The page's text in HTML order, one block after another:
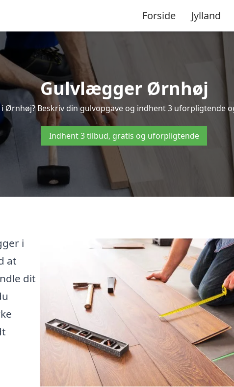
Forside Jylland
Gulvlægger Ørnhøj
Ørnhøj? Beskriv din gulvopgave og indhent 3 uforpligtende
Indhent 3 tilbud, gratis og uforpligtende
i
at
dit